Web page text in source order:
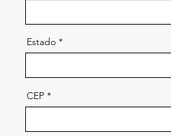
Estado
CEP